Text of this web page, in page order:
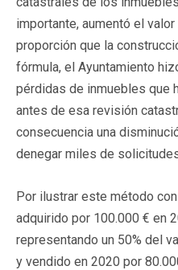
importante, aumentó el
proporción que la
fórmula, el Ayuntamiento
pérdidas de inmuebles que
antes de esa revisión
consecuencia una
denegar miles de
Por ilustrar este método
adquirido por 100.000 € en
representando un 50% del
y vendido en 2020 por